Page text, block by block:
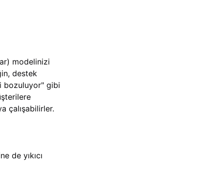
modelinizi
destek
bozuluyor" gibi
çalışabilirler.
de yıkıcı